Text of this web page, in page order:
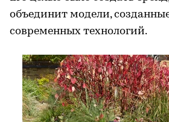
объединит модели,
современных технологий.